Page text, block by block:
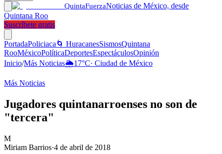
QuintaFuerzaNoticias de México, desde
Quintana Roo
Suscríbete gratis
PortadaPoliciaca 🌀 HuracanesSismosQuintana
RooMéxicoPolíticaDeportesEspectáculosOpinión
Inicio/Más Noticias🌦️17°C· Ciudad de México
Más Noticias
Jugadores quintanarroenses no son de
"tercera"
M
Miriam Barrios·4 de abril de 2018